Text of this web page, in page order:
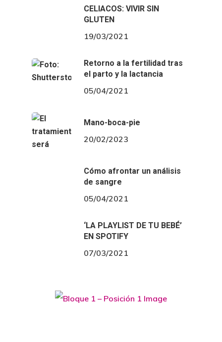
CELIACOS: VIVIR SIN
GLUTEN
19/03/2021
Retorno a la fertilidad tras
el parto y la lactancia
05/04/2021
Mano-boca-pie
20/02/2023
Cómo afrontar un análisis
de sangre
05/04/2021
‘LA PLAYLIST DE TU BEBÉ’
EN SPOTIFY
07/03/2021